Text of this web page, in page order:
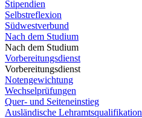
Stipendien
Selbstreflexion
Südwestverbund
Nach dem Studium
Nach dem Studium
Vorbereitungsdienst
Vorbereitungsdienst
Notengewichtung
Wechselprüfungen
Quer- und Seiteneinstieg
Ausländische Lehramtsqualifikation